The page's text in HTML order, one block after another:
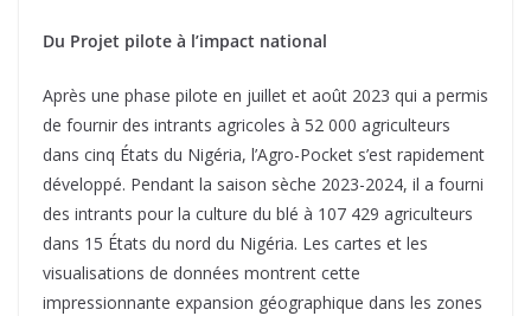
Du Projet pilote à l’impact national
Après une phase pilote en juillet et août 2023 qui a permis
de fournir des intrants agricoles à 52 000 agriculteurs
dans cinq États du Nigéria, l’Agro-Pocket s’est rapidement
développé. Pendant la saison sèche 2023-2024, il a fourni
des intrants pour la culture du blé à 107 429 agriculteurs
dans 15 États du nord du Nigéria. Les cartes et les
visualisations de données montrent cette
impressionnante expansion géographique dans les zones